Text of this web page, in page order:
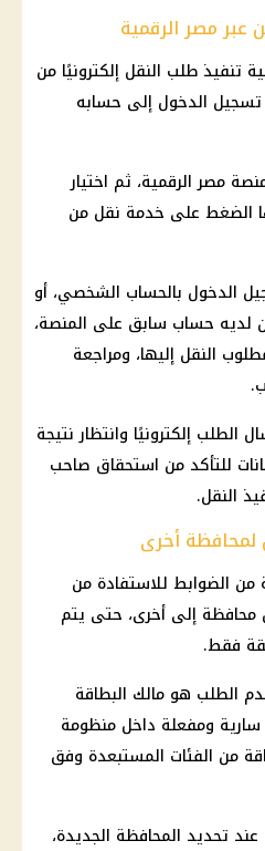
عبر مصر الرقمية
تنفيذ طلب النقل إلكترونيًا من
الدخول إلى حسابه
مصر الرقمية، ثم اختيار
الضغط على خدمة نقل من
الدخول بالحساب الشخصي، أو
لديه حساب سابق على المنصة،
النقل إليها، ومراجعة
الطلب إلكترونيًا وانتظار نتيجة
للتأكد من استحقاق صاحب
النقل.
لمحافظة أخرى
الضوابط للاستفادة من
إلى أخرى، حتى يتم
فقط.
الطلب هو مالك البطاقة
سارية ومفعلة داخل منظومة
من الفئات المستبعدة وفق
تحديد المحافظة الجديدة،